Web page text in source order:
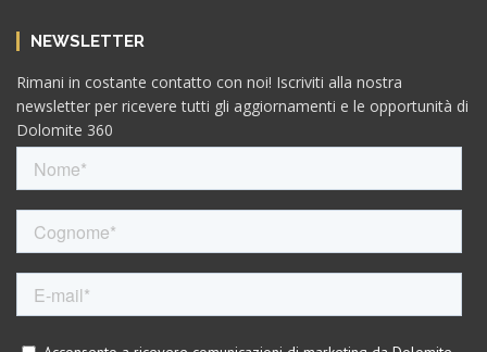
NEWSLETTER
Rimani in costante contatto con noi! Iscriviti alla nostra
newsletter per ricevere tutti gli aggiornamenti e le opportunità di
Dolomite 360